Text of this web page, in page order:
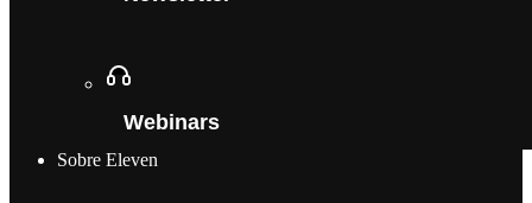
Webinars
Sobre Eleven